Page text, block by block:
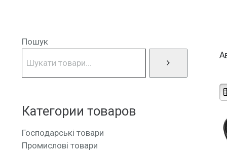
Пошук
Категории товаров
Господарські товари
Промислові товари